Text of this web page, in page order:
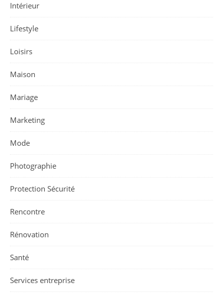
Intérieur
Lifestyle
Loisirs
Maison
Mariage
Marketing
Mode
Photographie
Protection Sécurité
Rencontre
Rénovation
Santé
Services entreprise